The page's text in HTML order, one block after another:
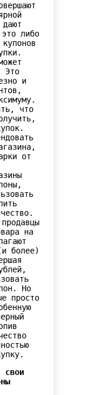
либо
Это
и
что
от
на
более)
Но
просто
свои